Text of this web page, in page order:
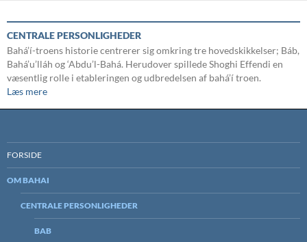
CENTRALE PERSONLIGHEDER
Bahá’í-troens historie centrerer sig omkring tre hovedskikkelser; Báb,
Bahá’u’lláh og ‘Abdu’l-Bahá. Herudover spillede Shoghi Effendi en
væsentlig rolle i etableringen og udbredelsen af bahá’í troen.
Læs mere
FORSIDE
OM BAHAI
CENTRALE PERSONLIGHEDER
BAB